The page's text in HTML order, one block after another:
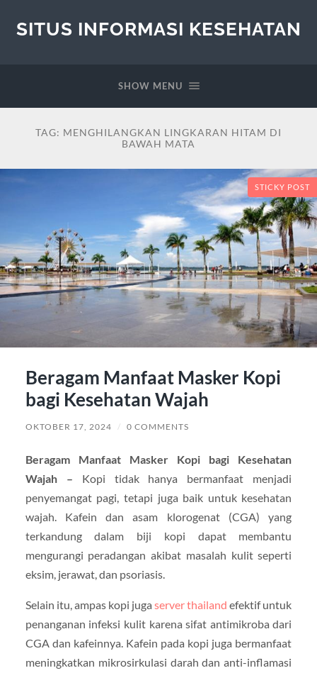
SITUS INFORMASI KESEHATAN
SHOW MENU
TAG: MENGHILANGKAN LINGKARAN HITAM DI
BAWAH MATA
STICKY POST
Beragam Manfaat Masker Kopi
bagi Kesehatan Wajah
OKTOBER 17, 2024 / 0 COMMENTS
Beragam Manfaat Masker Kopi bagi Kesehatan
Wajah – Kopi tidak hanya bermanfaat menjadi
penyemangat pagi, tetapi juga baik untuk kesehatan
wajah. Kafein dan asam klorogenat (CGA) yang
terkandung dalam biji kopi dapat membantu
mengurangi peradangan akibat masalah kulit seperti
eksim, jerawat, dan psoriasis.
Selain itu, ampas kopi jugaserver thailand efektif untuk
penanganan infeksi kulit karena sifat antimikroba dari
CGA dan kafeinnya. Kafein pada kopi juga bermanfaat
meningkatkan mikrosirkulasi darah dan anti-inflamasi